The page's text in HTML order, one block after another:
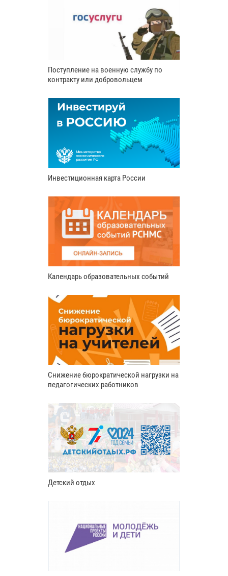
Поступление на военную службу по
контракту или добровольцем
Инвестиционная карта России
Календарь образовательных событий
Снижение бюрократической нагрузки на
педагогических работников
Детский отдых